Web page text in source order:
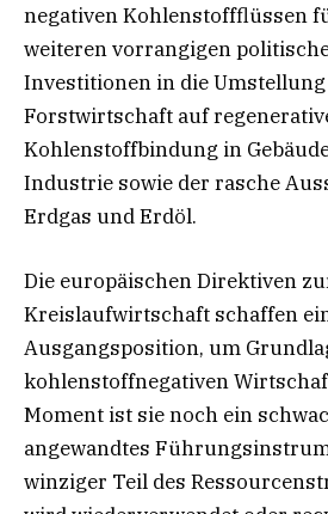
negativen Kohlenstoffflüssen
weiteren vorrangigen
Investitionen in die
Forstwirtschaft auf
Kohlenstoffbindung in
Industrie sowie der rasche
Erdgas und Erdöl.
Die europäischen Direktiven
Kreislaufwirtschaft schaffen
Ausgangsposition, um
kohlenstoffnegativen
Moment ist sie noch ein
angewandtes
winziger Teil des